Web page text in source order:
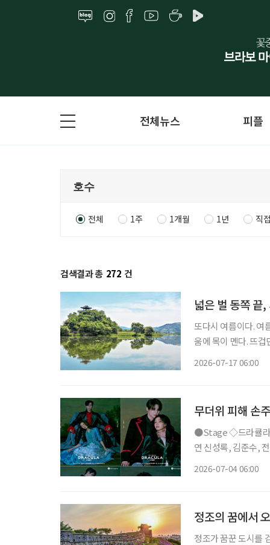
전체뉴스 피플
전체 1주 1개월 1년 직
검색결과 총 272 건
넓은 벌 동쪽 끝
또다시 여름이다. 여
움에 목이 멘다. 뜨
2026-07-17 06:00
무더위 피해 손
●Stage ◇드라큘라 일정 7월 10일 ~ 10월 18일 장소 LG아트센터 서울 연출 데이빗 스완 출
연 신성록, 김준수,
2026-07-04 06:00
정조의 꿈에서
정조가 꿈꾼 도시를